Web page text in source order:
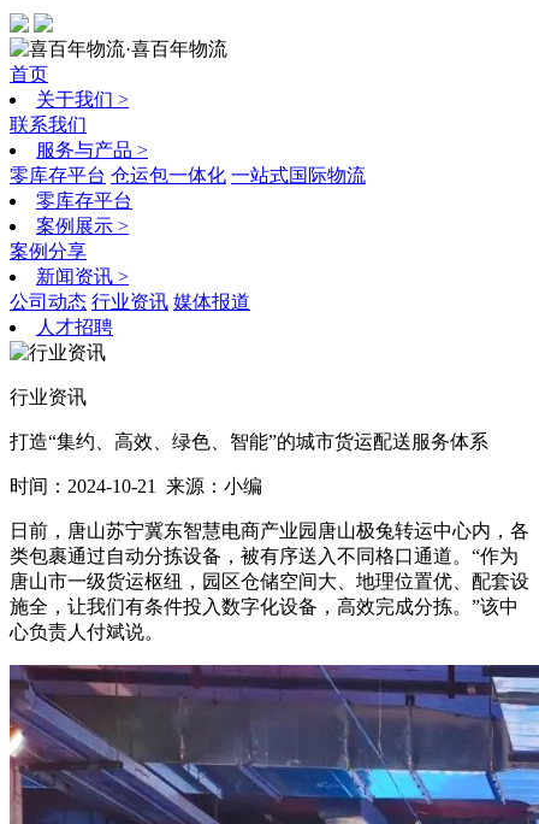
·喜百年物流
首页
关于我们 >
联系我们
服务与产品 >
零库存平台 仓运包一体化 一站式国际物流
零库存平台
案例展示 >
案例分享
新闻资讯 >
公司动态 行业资讯 媒体报道
人才招聘
行业资讯
打造“集约、高效、绿色、智能”的城市货运配送服务体系
时间：2024-10-21 来源：小编
日前，唐山苏宁冀东智慧电商产业园唐山极兔转运中心内，各
类包裹通过自动分拣设备，被有序送入不同格口通道。“作为
唐山市一级货运枢纽，园区仓储空间大、地理位置优、配套设
施全，让我们有条件投入数字化设备，高效完成分拣。”该中
心负责人付斌说。